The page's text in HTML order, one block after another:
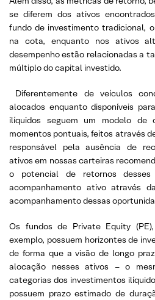
se diferem dos ativos
fundo de investimento tradicional,
na cota, enquanto nos ativos
desempenho estão relacionadas a
múltiplo do capital investido.
Diferentemente de veículos
alocados enquanto disponíveis
ilíquidos seguem um modelo de
momentos pontuais, feitos através
responsável pela ausência de
ativos em nossas carteiras
o potencial de retornos desses
acompanhamento ativo através
acompanhamento dessas
Os fundos de Private Equity
exemplo, possuem horizontes de
de forma que a visão de longo
alocação nesses ativos – o
categorias dos investimentos
possuem prazo estimado de